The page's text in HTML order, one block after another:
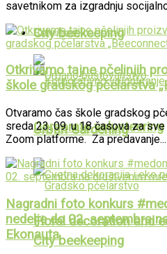
City beekeeping
Corporate volunteering
Floral decoration and
Services
Urban Gardening
City beekeeping
savetnikom za izgradnju
Otkrivamo tajne pčelinjih
škole gradskog pčelarstva
Otvaramo čas škole gradskog
sreda 23. 09. u 18 časova za
Zoom platforme. Za predavanje...
Nagradni foto konkurs
nedelje do 02. septembra
Ekonauta